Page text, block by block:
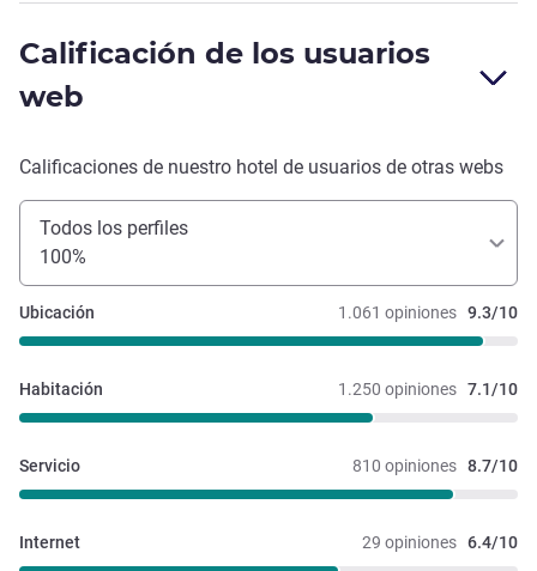
Calificación de los usuarios
web
Calificaciones de nuestro hotel de usuarios de otras webs
Todos los perfiles
100%
1.061 opiniones 9.3/10
Ubicación
1.250 opiniones 7.1/10
Habitación
810 opiniones 8.7/10
Servicio
29 opiniones 6.4/10
Internet